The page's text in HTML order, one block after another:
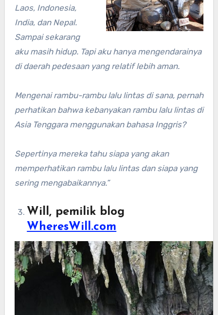
Laos, Indonesia,
India, dan Nepal.
Sampai sekarang
aku masih hidup. Tapi aku hanya mengendarainya
di daerah pedesaan yang relatif lebih aman.
Mengenai rambu-rambu lalu lintas di sana, pernah
perhatikan bahwa kebanyakan rambu lalu lintas di
Asia Tenggara menggunakan bahasa Inggris?
Sepertinya mereka tahu siapa yang akan
memperhatikan rambu lalu lintas dan siapa yang
sering mengabaikannya.”
Will, pemilik blog
WheresWill.com